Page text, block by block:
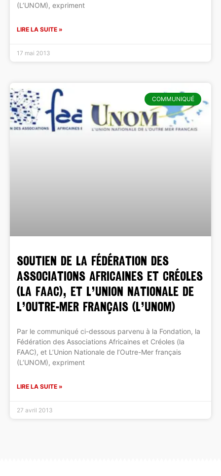
(L’UNOM), expriment
LIRE LA SUITE »
17 mai 2013
COMMUNIQUÉ
Soutien de la Fédération des
Associations Africaines et Créoles
(la FAAC), et L’Union Nationale de
l’Outre-Mer français (L’UNOM)
Par le communiqué ci-dessous parvenu à la Fondation, la
Fédération des Associations Africaines et Créoles (la
FAAC), et L’Union Nationale de l’Outre-Mer français
(L’UNOM), expriment
LIRE LA SUITE »
27 avril 2013